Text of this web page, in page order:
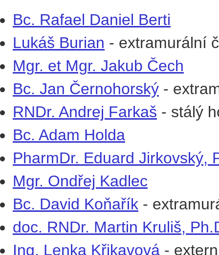
Bc. Rafael Daniel Berti
Lukáš Burian - extramurální
Mgr. et Mgr. Jakub Čech
Bc. Jan Černohorský -
RNDr. Andrej Farkaš - stálý
Bc. Adam Holda
PharmDr. Eduard Jirkovský,
Mgr. Ondřej Kadlec
Bc. David Koňařík -
doc. RNDr. Martin Kruliš,
Ing. Lenka Křikavová -